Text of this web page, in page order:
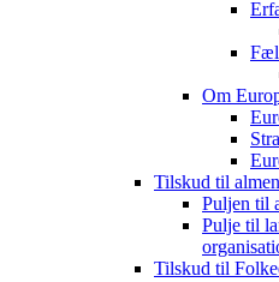
Om
Tilskud til
Puljen til
Pulje til
Tilskud til